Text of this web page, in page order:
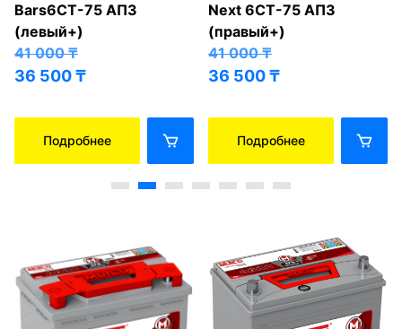
Bars6СТ-75 АПЗ
(левый+)
41 000₸
36 500₸
Подробнее
Next 6СТ-75 АПЗ
(правый+)
41 000₸
36 500₸
Подробнее